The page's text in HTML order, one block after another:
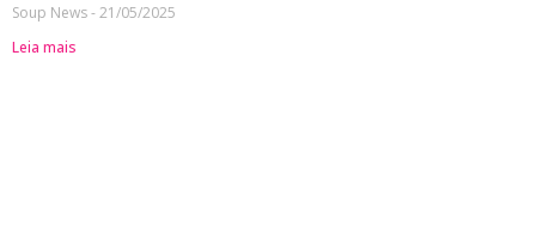
Soup News 21/05/2025
Leia mais